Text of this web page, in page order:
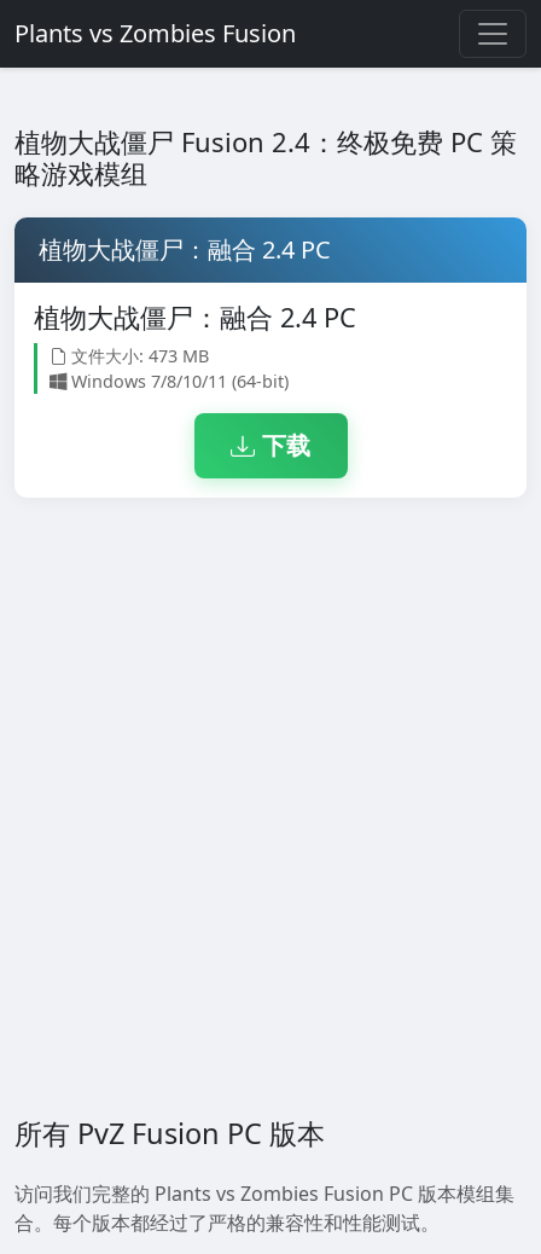
Plants vs Zombies Fusion
植物大战僵尸 Fusion 2.4：终极免费 PC 策
略游戏模组
植物大战僵尸：融合 2.4 PC
植物大战僵尸：融合 2.4 PC
文件大小: 473 MB
Windows 7/8/10/11 (64-bit)
下载
所有 PvZ Fusion PC 版本
访问我们完整的 Plants vs Zombies Fusion PC 版本模组集
合。每个版本都经过了严格的兼容性和性能测试。